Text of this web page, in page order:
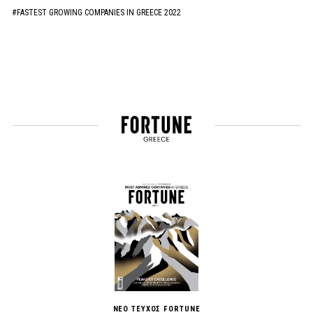
#FASTEST GROWING COMPANIES IN GREECE 2022
ΝΕΟ ΤΕΥΧΟΣ FORTUNE